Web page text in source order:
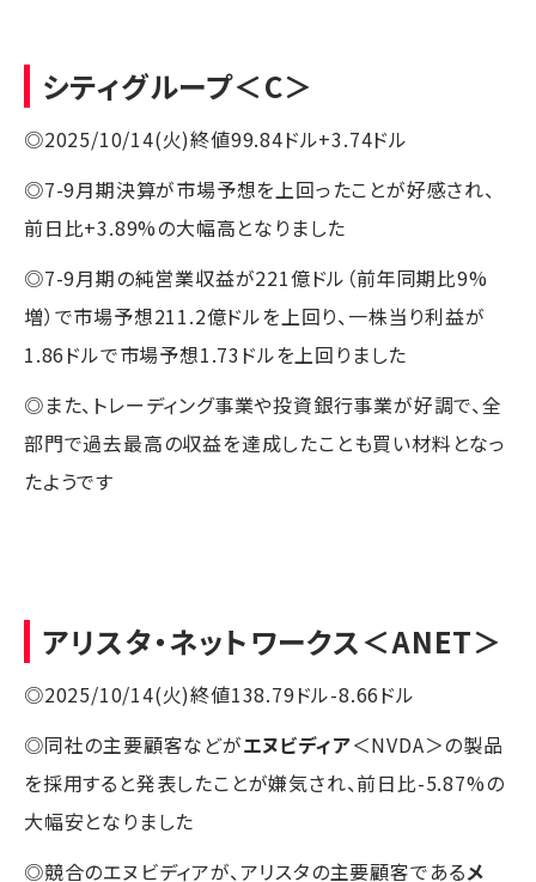
シティグループ＜C＞
◎2025/10/14(火)終値99.84ドル+3.74ドル
◎7-9月期決算が市場予想を上回ったことが好感され、
前日比+3.89%の大幅高となりました
◎7-9月期の純営業収益が221億ドル（前年同期比9%
増）で市場予想211.2億ドルを上回り、一株当り利益が
1.86ドルで市場予想1.73ドルを上回りました
◎また、トレーディング事業や投資銀行事業が好調で、全
部門で過去最高の収益を達成したことも買い材料となっ
たようです
アリスタ・ネットワークス＜ANET＞
◎2025/10/14(火)終値138.79ドル-8.66ドル
◎同社の主要顧客などがエヌビディア＜NVDA＞の製品
を採用すると発表したことが嫌気され、前日比-5.87%の
大幅安となりました
◎競合のエヌビディアが、アリスタの主要顧客であるメ